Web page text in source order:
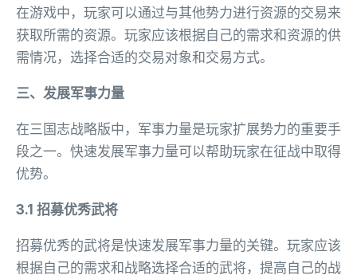
在游戏中，玩家可以通过与其他势力进行资源的交易来
获取所需的资源。玩家应该根据自己的需求和资源的供
需情况，选择合适的交易对象和交易方式。
三、发展军事力量
在三国志战略版中，军事力量是玩家扩展势力的重要手
段之一。快速发展军事力量可以帮助玩家在征战中取得
优势。
3.1 招募优秀武将
招募优秀的武将是快速发展军事力量的关键。玩家应该
根据自己的需求和战略选择合适的武将，提高自己的战